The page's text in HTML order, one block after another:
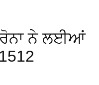
ਨੇ ਲਈਆਂ